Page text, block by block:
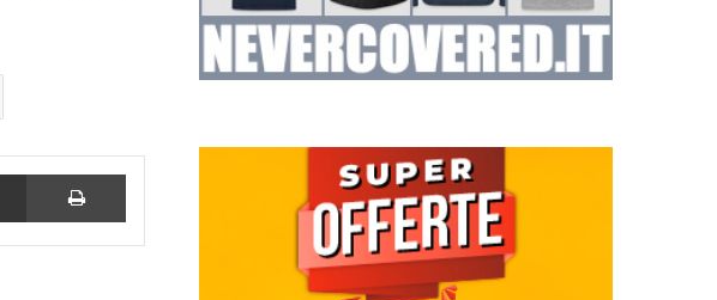
Condividi via Email Stampa